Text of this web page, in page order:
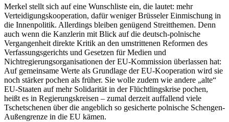
Merkel stellt sich auf eine Wunschliste ein, die lautet: mehr
Verteidigungskooperation, dafür weniger Brüsseler Einmischung in
die Innenpolitik. Allerdings bleiben genügend Streitthemen. Denn
auch wenn die Kanzlerin mit Blick auf die deutsch-polnische
Vergangenheit direkte Kritik an den umstrittenen Reformen des
Verfassungsgerichts und Gesetzen für Medien und
Nichtregierungsorganisationen der EU-Kommission überlassen hat:
Auf gemeinsame Werte als Grundlage der EU-Kooperation wird sie
noch stärker pochen als früher. Sie wolle zudem wie andere „alte“
EU-Staaten auf mehr Solidarität in der Flüchtlingskrise pochen,
heißt es in Regierungskreisen – zumal derzeit auffallend viele
Tschetschenen über die angeblich so gesicherte polnische Schengen-
Außengrenze in die EU kämen.